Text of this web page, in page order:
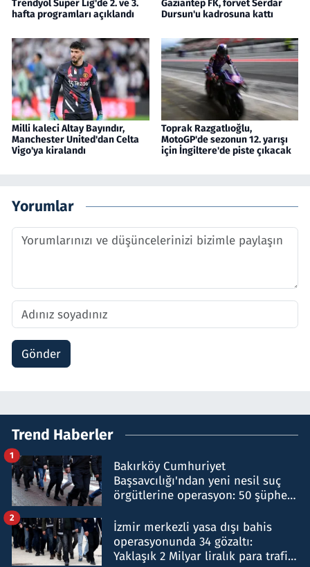
Trendyol Süper Lig'de 2. ve 3.
hafta programları açıklandı
Gaziantep FK, forvet Serdar
Dursun'u kadrosuna kattı
Milli kaleci Altay Bayındır,
Manchester United'dan Celta
Vigo'ya kiralandı
Toprak Razgatlıoğlu,
MotoGP'de sezonun 12. yarışı
için İngiltere'de piste çıkacak
Yorumlar
Gönder
Trend Haberler
Bakırköy Cumhuriyet
Başsavcılığı'ndan yeni nesil suç
örgütlerine operasyon: 50 şüpheli
1
İzmir merkezli yasa dışı bahis
operasyonunda 34 gözaltı:
Yaklaşık 2 Milyar liralık para trafiği
2